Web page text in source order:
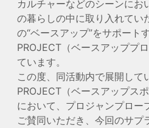
カルチャーなどのシーンにお
の暮らしの中に取り入れてい
の“ベースアップ”をサポート
PROJECT（ベースアッププ
ています。
この度、同活動内で展開して
PROJECT（ベースアップス
において、プロジャンプロー
ご賛同いただき、今回のサプ